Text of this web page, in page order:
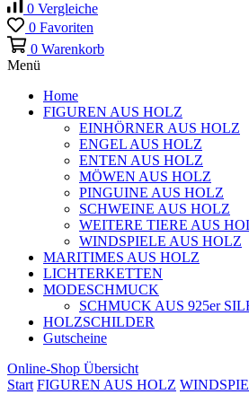
0 Vergleiche
0 Favoriten
0 Warenkorb
Menü
Home
FIGUREN AUS HOLZ
EINHÖRNER AUS HOLZ
ENGEL AUS HOLZ
ENTEN AUS HOLZ
MÖWEN AUS HOLZ
PINGUINE AUS HOLZ
SCHWEINE AUS HOLZ
WEITERE TIERE AUS
WINDSPIELE AUS HOLZ
MARITIMES AUS HOLZ
LICHTERKETTEN
MODESCHMUCK
SCHMUCK AUS 925er
HOLZSCHILDER
Gutscheine
Online-Shop Übersicht
Start FIGUREN AUS HOLZ